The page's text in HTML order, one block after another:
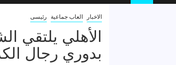
الاخبار العاب جماعية رئيسى
الأهلي يلتقي
بدوري رجال